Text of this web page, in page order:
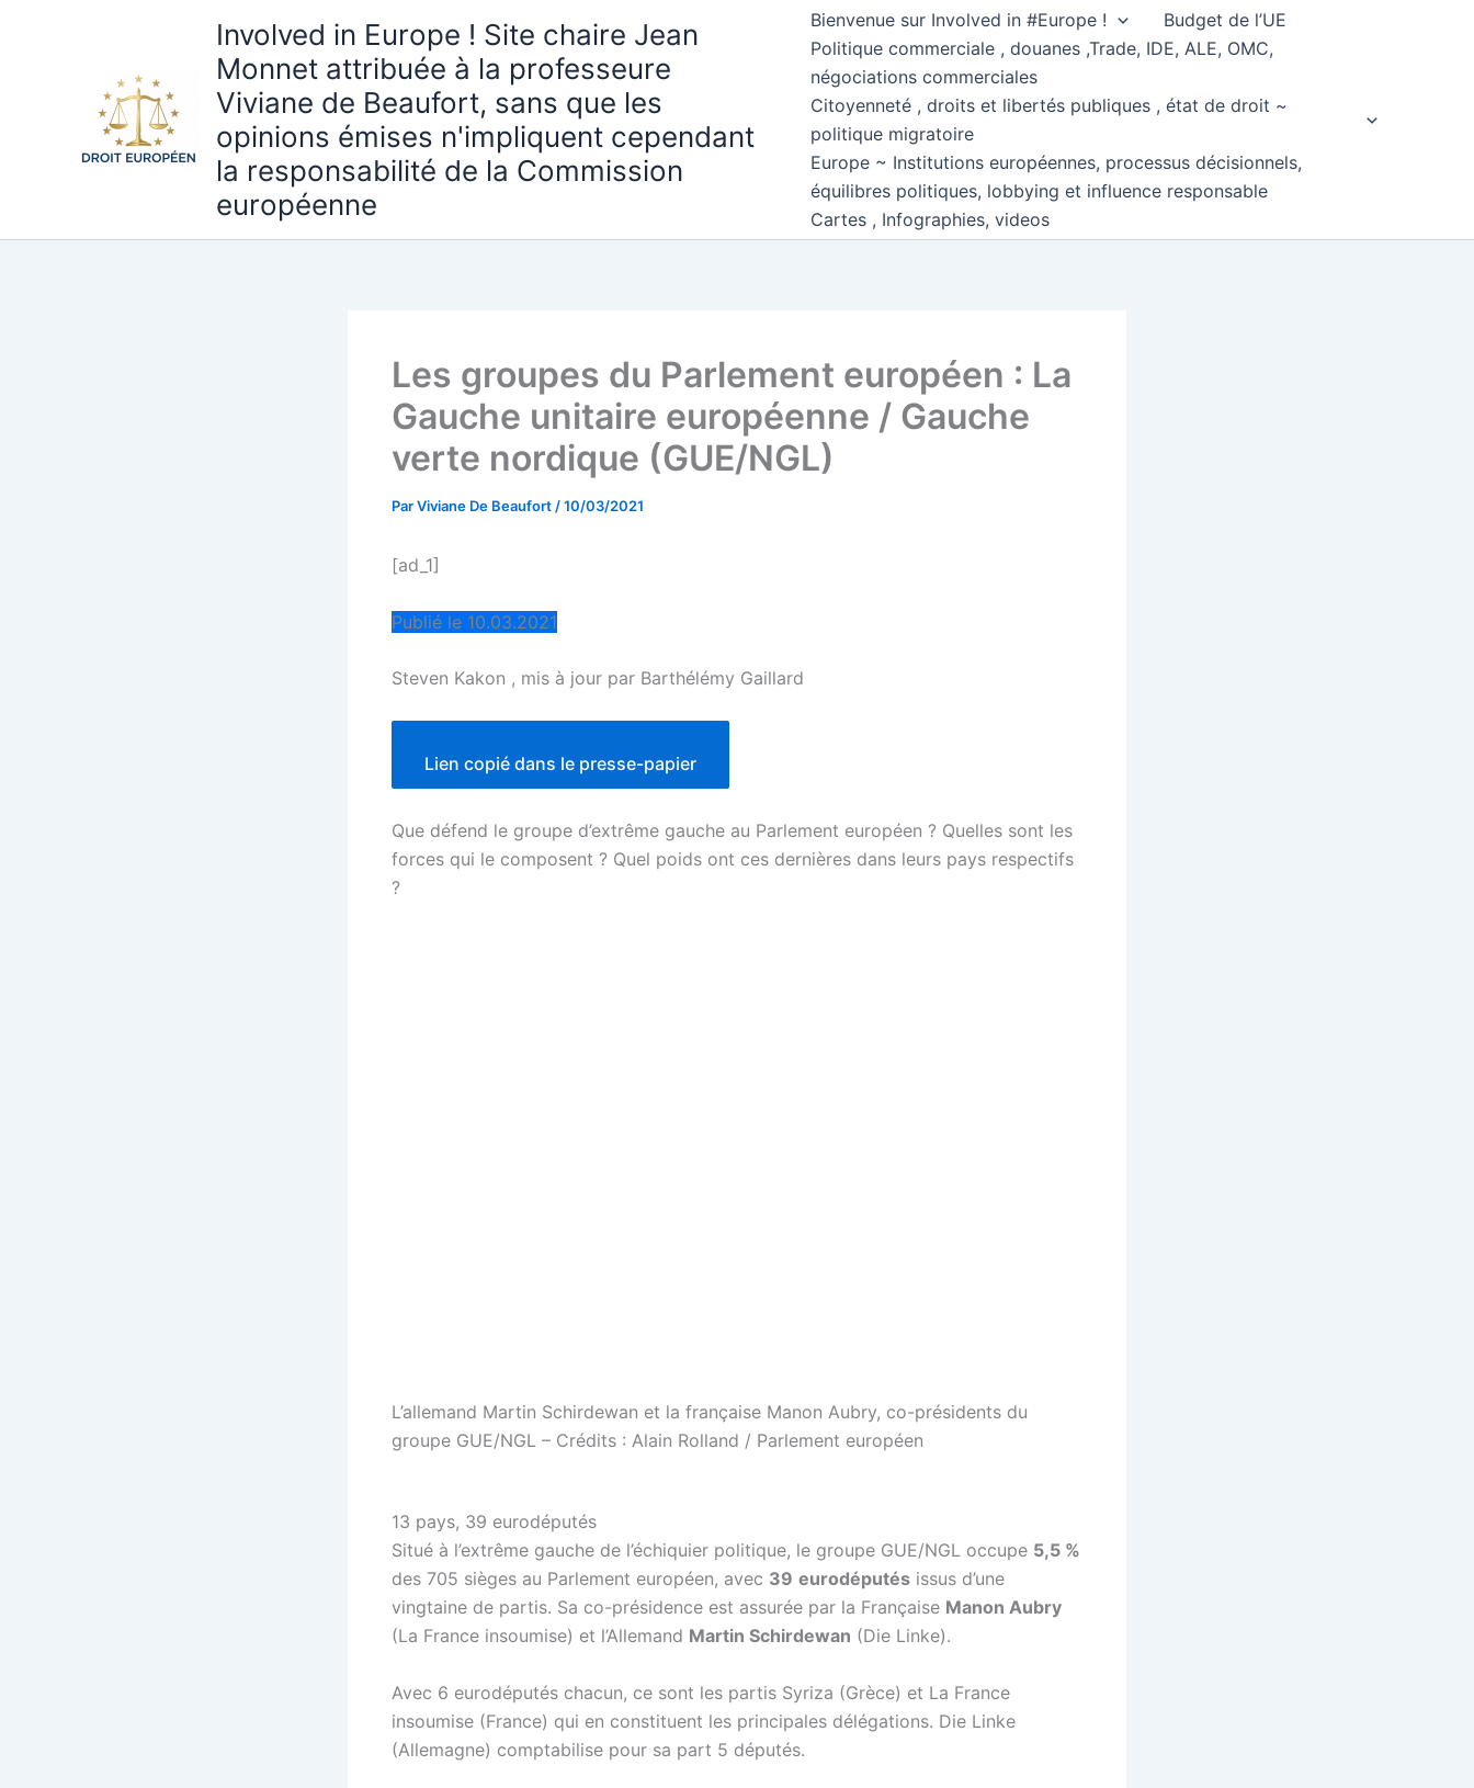
Involved in Europe ! Site chaire Jean
Monnet attribuée à la professeure
Viviane de Beaufort, sans que les
opinions émises n'impliquent cependant
la responsabilité de la Commission
européenne
Bienvenue sur Involved in #Europe !
Budget de l’UE
Politique commerciale , douanes ,Trade, IDE, ALE, OMC,
négociations commerciales
Citoyenneté , droits et libertés publiques , état de droit ~
politique migratoire
Europe ~ Institutions européennes, processus décisionnels,
équilibres politiques, lobbying et influence responsable
Cartes , Infographies, videos
Les groupes du Parlement européen : La
Gauche unitaire européenne / Gauche
verte nordique (GUE/NGL)
ParViviane De Beaufort /10/03/2021
[ad_1]
Publié le 10.03.2021
Steven Kakon , mis à jour par Barthélémy Gaillard
Lien copié dans le presse-papier
Que défend le groupe d’extrême gauche au Parlement européen ? Quelles sont les
forces qui le composent ? Quel poids ont ces dernières dans leurs pays respectifs
?
L’allemand Martin Schirdewan et la française Manon Aubry, co-présidents du
groupe GUE/NGL – Crédits : Alain Rolland / Parlement européen
13 pays, 39 eurodéputés
Situé à l’extrême gauche de l’échiquier politique, le groupe GUE/NGL occupe 5,5 %
des 705 sièges au Parlement européen, avec 39 eurodéputés issus d’une
vingtaine de partis. Sa co-présidence est assurée par la Française Manon Aubry
(La France insoumise) et l’Allemand Martin Schirdewan (Die Linke).
Avec 6 eurodéputés chacun, ce sont les partis Syriza (Grèce) et La France
insoumise (France) qui en constituent les principales délégations. Die Linke
(Allemagne) comptabilise pour sa part 5 députés.